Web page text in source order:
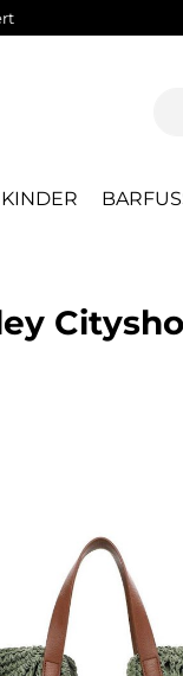
KINDER BARFUSS